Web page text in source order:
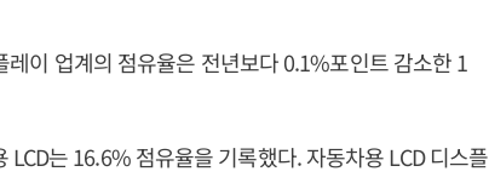
이 업계의 점유율은 전년보다 0.1%포인트 감소한 1
는 16.6% 점유율을 기록했다. 자동차용 LCD 디스플